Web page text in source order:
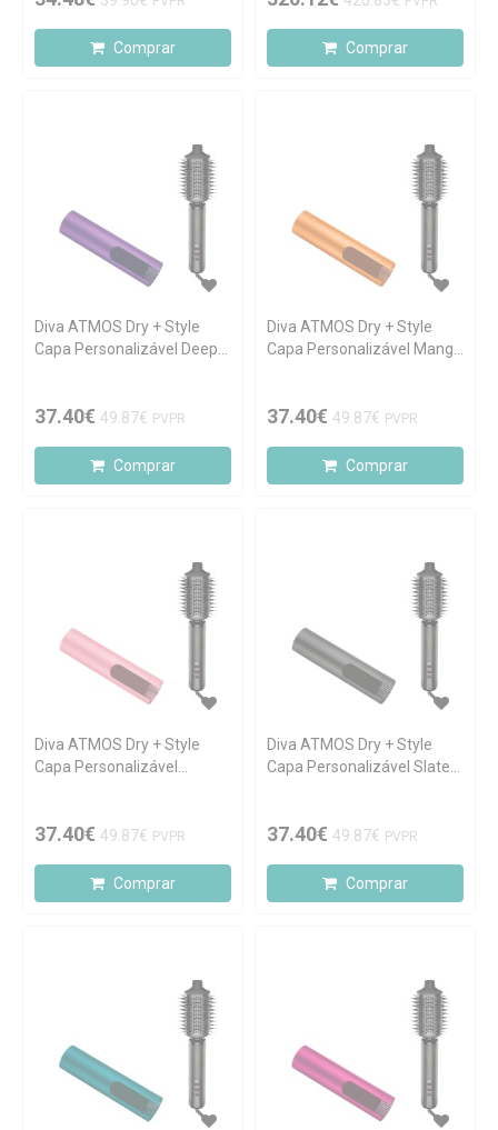
Comprar Comprar
Diva ATMOS Dry + Style
Capa Personalizável Deep
37.40€ 49.87€ PVPR
Comprar
Diva ATMOS Dry + Style
Capa Personalizável Mango
37.40€ 49.87€ PVPR
Comprar
Diva ATMOS Dry + Style
Capa Personalizável
37.40€ 49.87€ PVPR
Comprar
Diva ATMOS Dry + Style
Capa Personalizável Slate
37.40€ 49.87€ PVPR
Comprar